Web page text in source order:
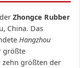
Zhongce Rubber
China. Das
Hangzhou
größte
zehn größten der